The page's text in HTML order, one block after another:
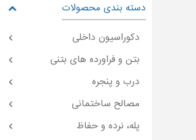
دسته بندی محصولات
دکوراسیون داخلی
بتن و فراورده های بتنی
درب و پنجره
مصالح ساختمانی
پله، نرده و حفاظ